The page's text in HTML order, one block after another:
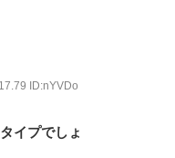
ID:nYVDo
イプでしょ